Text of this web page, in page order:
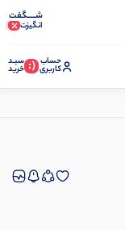
شـــــگفت
انگیزت
حساب
کاربری (: سبـد
خرید